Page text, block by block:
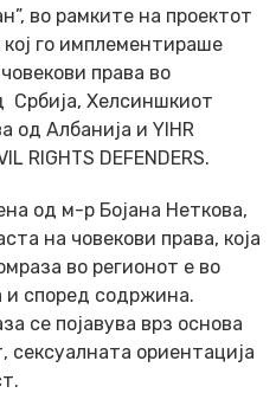
во рамките на проектот
кој го имплементираше
права во
Србија, Хелсиншкиот
од Албанија и YIHR
RIGHTS DEFENDERS.
од м-р Бојана Неткова,
на човекови права, која
во регионот е во
и според содржина.
се појавува врз основа
сексуалната ориентација